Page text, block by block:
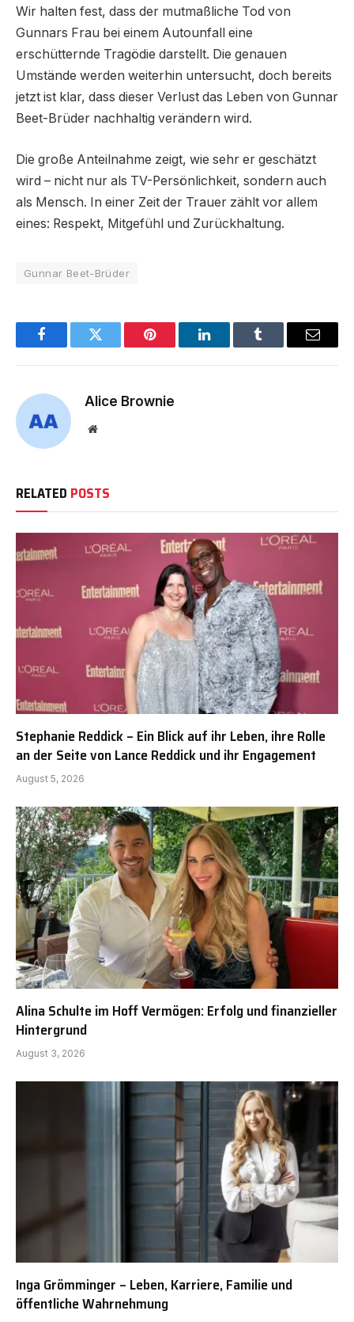
Wir halten fest, dass der mutmaßliche Tod von
Gunnars Frau bei einem Autounfall eine
erschütternde Tragödie darstellt. Die genauen
Umstände werden weiterhin untersucht, doch bereits
jetzt ist klar, dass dieser Verlust das Leben von Gunnar
Beet-Brüder nachhaltig verändern wird.
Die große Anteilnahme zeigt, wie sehr er geschätzt
wird – nicht nur als TV-Persönlichkeit, sondern auch
als Mensch. In einer Zeit der Trauer zählt vor allem
eines: Respekt, Mitgefühl und Zurückhaltung.
Gunnar Beet-Brüder
FacebookTwitter Pinterest LinkedInTumblr Email
Alice Brownie
Website
RELATED POSTS
Stephanie Reddick – Ein Blick auf ihr Leben, ihre Rolle
an der Seite von Lance Reddick und ihr Engagement
August 5, 2026
Alina Schulte im Hoff Vermögen: Erfolg und finanzieller
Hintergrund
August 3, 2026
Inga Grömminger – Leben, Karriere, Familie und
öffentliche Wahrnehmung